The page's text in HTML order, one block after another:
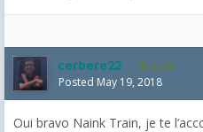
cerbere22 4,385
Posted May 19, 2018
Oui bravo Naink Train, je te